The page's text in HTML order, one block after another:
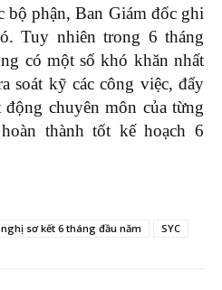
bộ phận, Ban Giám đốc ghi
Tuy nhiên trong 6 tháng
có một số khó khăn nhất
soát kỹ các công việc, đẩy
động chuyên môn của từng
thành tốt kế hoạch 6
sơ kết 6 tháng đầu năm SYC